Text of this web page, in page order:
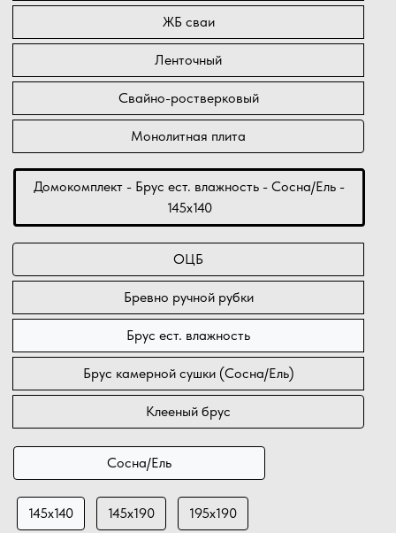
ЖБ сваи
Ленточный
Свайно-ростверковый
Монолитная плита
Домокомплект - Брус ест. влажность - Сосна/Ель -
145х140
ОЦБ
Бревно ручной рубки
Брус ест. влажность
Брус камерной сушки (Сосна/Ель)
Клееный брус
Сосна/Ель
145х140 145х190 195х190